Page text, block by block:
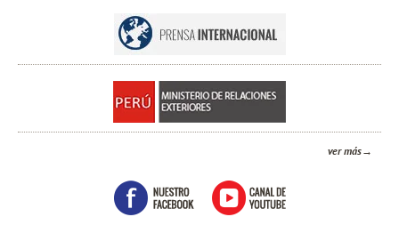
ver más